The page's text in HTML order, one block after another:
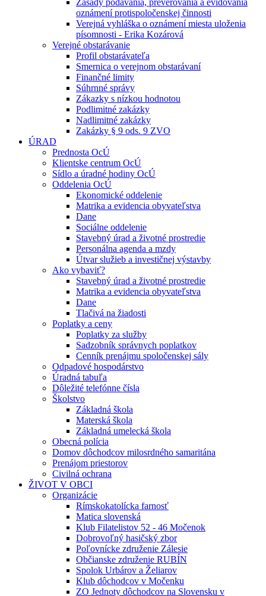
Zásady podávania, preverovania a evidovania
oznámení protispoločenskej činnosti
Verejná vyhláška o oznámení miesta uloženia
písomnosti - Erika Kozárová
Verejné obstarávanie
Profil obstarávateľa
Smernica o verejnom obstarávaní
Finančné limity
Súhrnné správy
Zákazky s nízkou hodnotou
Podlimitné zakázky
Nadlimitné zakázky
Zakázky § 9 ods. 9 ZVO
ÚRAD
Prednosta OcÚ
Klientske centrum OcÚ
Sídlo a úradné hodiny OcÚ
Oddelenia OcÚ
Ekonomické oddelenie
Matrika a evidencia obyvateľstva
Dane
Sociálne oddelenie
Stavebný úrad a životné prostredie
Personálna agenda a mzdy
Útvar služieb a investičnej výstavby
Ako vybaviť?
Stavebný úrad a životné prostredie
Matrika a evidencia obyvateľstva
Dane
Tlačivá na žiadosti
Poplatky a ceny
Poplatky za služby
Sadzobník správnych poplatkov
Cenník prenájmu spoločenskej sály
Odpadové hospodárstvo
Úradná tabuľa
Dôležité telefónne čísla
Školstvo
Základná škola
Materská škola
Základná umelecká škola
Obecná polícia
Domov dôchodcov milosrdného samaritána
Prenájom priestorov
Civilná ochrana
ŽIVOT V OBCI
Organizácie
Rímskokatolícka farnosť
Matica slovenská
Klub Filatelistov 52 - 46 Močenok
Dobrovoľný hasičský zbor
Poľovnícke združenie Zálesie
Občianske združenie RUBÍN
Spolok Urbárov a Želiarov
Klub dôchodcov v Močenku
ZO Jednoty dôchodcov na Slovensku v